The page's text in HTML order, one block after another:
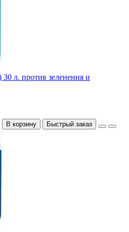
л. против зеленения и
В корзину Быстрый заказ